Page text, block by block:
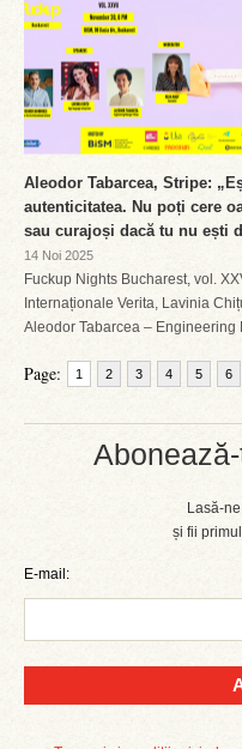
Lasă-
și fii
E-mail:
Aleodor Tabarcea, Stripe:
autenticitatea. Nu poți cere
sau curajoși dacă tu nu ești
14 Noi 2025
Fuckup Nights Bucharest, vol.
Internaționale Verita, Lavinia
Aleodor Tabarcea – Engineering
Page: 1 2 3 4 5 6